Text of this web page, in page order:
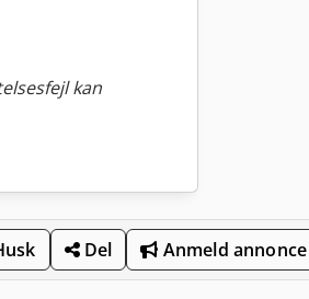
kan
Del Anmeld annonce